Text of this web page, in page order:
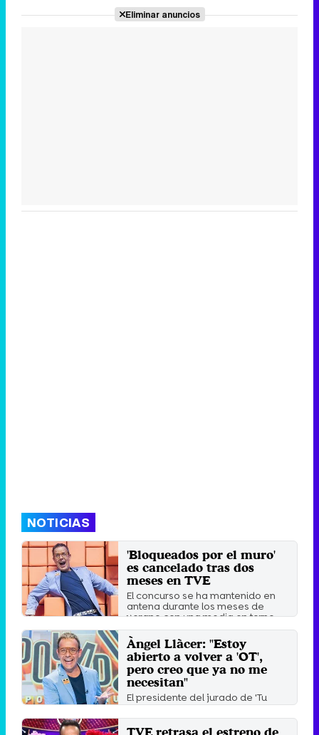
Eliminar anuncios
NOTICIAS
'Bloqueados por el muro'
es cancelado tras dos
meses en TVE
El concurso se ha mantenido en
antena durante los meses de
verano con una media en torno ...
Lunes 7 Septiembre 2020 15:21
Àngel Llàcer: "Estoy
abierto a volver a 'OT',
pero creo que ya no me
necesitan"
El presidente del jurado de 'Tu
cara me suena' se pone al frente
del concurso 'Bloqueados ...